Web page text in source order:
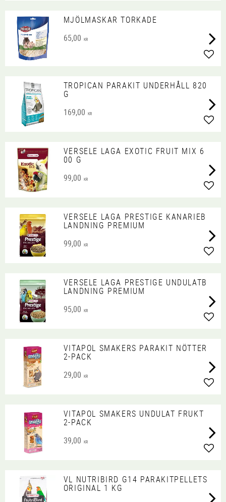
MJÖLMASKAR TORKADE
65,00 KR
TROPICAN PARAKIT UNDERHÅLL 820
G
169,00 KR
VERSELE LAGA EXOTIC FRUIT MIX 6
00 G
99,00 KR
VERSELE LAGA PRESTIGE KANARIEB
LANDNING PREMIUM
99,00 KR
VERSELE LAGA PRESTIGE UNDULATB
LANDNING PREMIUM
95,00 KR
VITAPOL SMAKERS PARAKIT NÖTTER
2-PACK
29,00 KR
VITAPOL SMAKERS UNDULAT FRUKT
2-PACK
39,00 KR
VL NUTRIBIRD G14 PARAKITPELLETS
ORIGINAL 1 KG